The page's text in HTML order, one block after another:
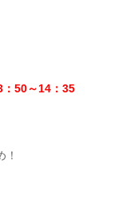
：50～14：35